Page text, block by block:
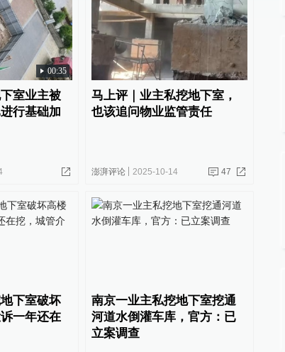
00:35
室业主被
行基础加
马上评｜业主私挖地下室，
也该追问物业监管责任
澎湃评论 2025-10-14 47
下室破坏
一年还在
南京一业主私挖地下室挖通
河道水倒灌车库，官方：已
立案调查